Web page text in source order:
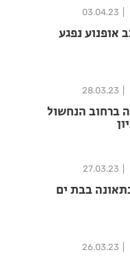
03.04.23
אופנוע נפגע
28.03.23
ברחוב הנחשול
27.03.23
26.03.23